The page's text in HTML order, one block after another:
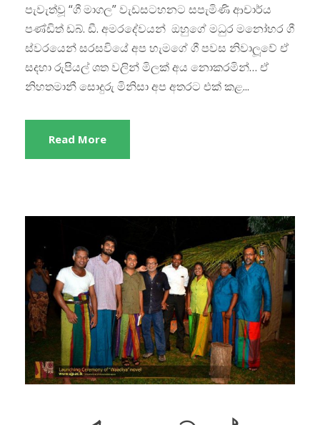
පැවැත්වූ “ගී මාගල” වැඩසටහනට සපැමිණි ආචාර්ය
පණ්ඩිත් ඩබ්. ඩී. අමරදේවයන් ඔහුගේ මධුර මනෝහර ගී
ස්වරයෙන් සරසවියේ අප හැමගේ ගී පවස නිවාලූවේ ඒ
සදහා රුපියල් ශත වලින් මිලක් අය නොකරමින්… ඒ
නිහතමානී සොදුරු මිනිසා අප අතරට එක් කළ...
Read More